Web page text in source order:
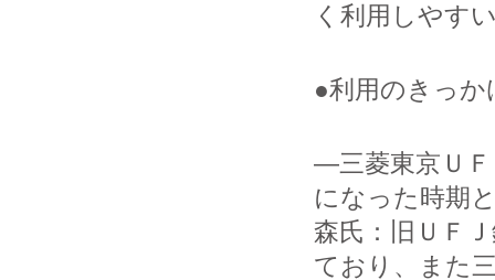
く利用しやす
●利用のきっ
―三菱東京ＵＦ
になった時期
森氏：旧ＵＦ
ており、また